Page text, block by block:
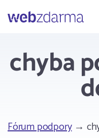
Webzdarma
chyba
Fórum podpory→